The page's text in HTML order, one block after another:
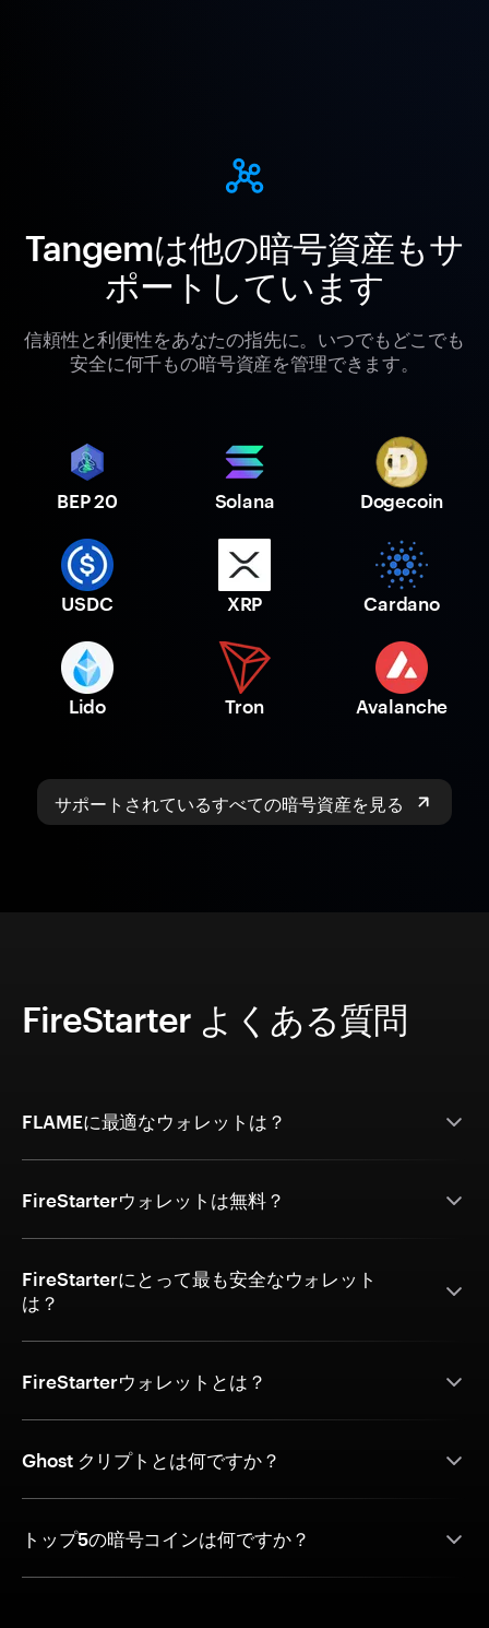
Tangemは他の暗号資産もサ
ポートしています
信頼性と利便性をあなたの指先に。いつでもどこでも
安全に何千もの暗号資産を管理できます。
BEP 20 Solana Dogecoin
USDC XRP Cardano
Lido Tron Avalanche
サポートされているすべての暗号資産を見る
FireStarter よくある質問
FLAMEに最適なウォレットは？
FireStarterウォレットは無料？
FireStarterにとって最も安全なウォレット
は？
FireStarterウォレットとは？
Ghost クリプトとは何ですか？
トップ5の暗号コインは何ですか？